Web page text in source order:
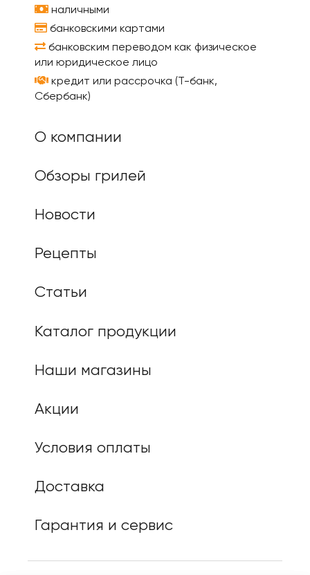
наличными
банковскими картами
банковским переводом как физическое
или юридическое лицо
кредит или рассрочка (Т-банк,
Сбербанк)
О компании
Обзоры грилей
Новости
Рецепты
Статьи
Каталог продукции
Наши магазины
Акции
Условия оплаты
Доставка
Гарантия и сервис